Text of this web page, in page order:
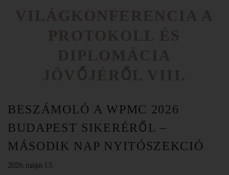
BESZÁMOLÓ A WPMC 2026
BUDAPEST SIKERÉRŐL –
MÁSODIK NAP NYITÓSZEKCIÓ
2026. május 13.